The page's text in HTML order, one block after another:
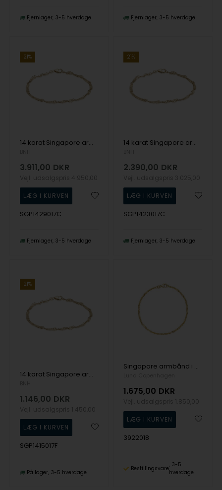
Fjernlager 3-5 hverdage Fjernlager 3-5 hverdage
21%
14 karat Singapore armbånd, 2,9 mm bred og længde 17 cm
3.911,00 DKR
SGP1429017C
Fjernlager 3-5 hverdage
21%
14 karat Singapore armbånd, 2,3 mm bred og længde 17 cm
2.390,00 DKR
SGP1423017C
Fjernlager 3-5 hverdage
21%
14 karat Singapore armbånd, 1,5 mm bred og længde 17 cm
1.146,00 DKR
SGP1415017F
På lager 3-5 hverdage
Singapore armbånd i 8 kt guld fra Lund Copenhagen
1.675,00 DKR
3922018
Bestillingsvare
3-5
hverdage